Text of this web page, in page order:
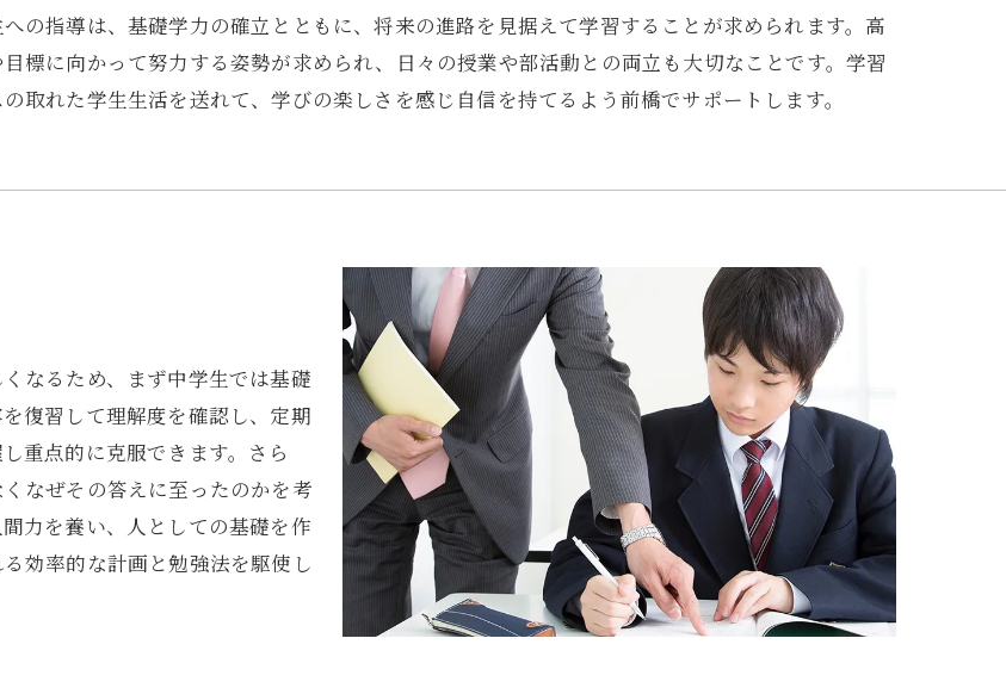
の指導は、基礎学力の確立とともに、将来の進路を見据えて学習することが求められます。高
標に向かって努力する姿勢が求められ、日々の授業や部活動との両立も大切なことです。学習
取れた学生生活を送れて、学びの楽しさを感じ自信を持てるよう前橋でサポートします。
なるため、まず中学生では基礎
復習して理解度を確認し、定期
重点的に克服できます。さら
なぜその答えに至ったのかを考
力を養い、人としての基礎を作
効率的な計画と勉強法を駆使し